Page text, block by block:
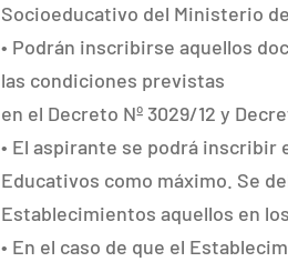
Socioeducativo del Ministerio
• Podrán inscribirse aquellos
las condiciones previstas
en el Decreto Nº 3029/12 y
• El aspirante se podrá inscribir
Educativos como máximo. Se
Establecimientos aquellos en
• En el caso de que el